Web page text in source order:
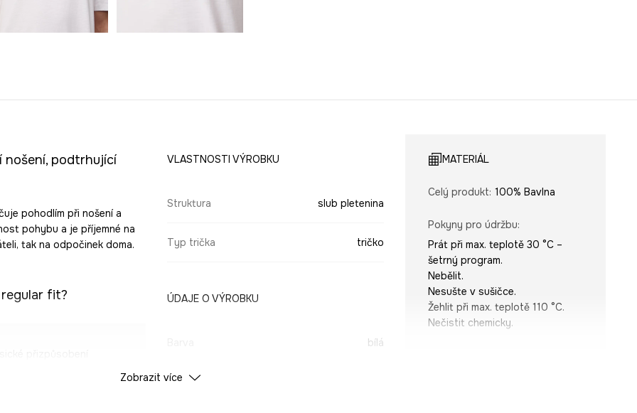
nošení, podtrhující
pohodlím při nošení a
pohybu a je příjemné na
tak na odpočinek doma.
fit?
VLASTNOSTI VÝROBKU
Struktura slub pletenina
Typ trička tričko
ÚDAJE O VÝROBKU
bílá
ID produktu
MATERIÁL
Celý produkt: 100% Bavlna
Pokyny pro údržbu:
Prát při max. teplotě 30 °C –
šetrný program.
Nebělit.
Nesušte v sušičce.
Žehlit při max. teplotě 110 °C.
Nečistit chemicky.
Zobrazit více